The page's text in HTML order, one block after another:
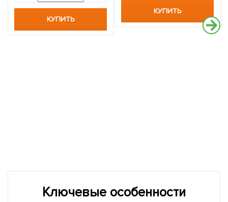
КУПИТЬ
КУПИТЬ
Ключевые особенности